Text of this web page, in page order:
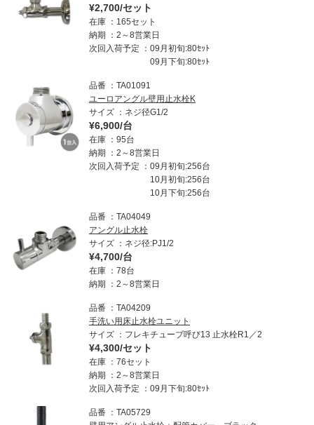
¥2,700/セット
在庫
165セット
納期
2～8営業日
次回入荷予定
09月初旬:80ｾｯﾄ
09月下旬:80ｾｯﾄ
品番
TA01091
ユーロアングル壁用止水栓K
サイズ
ネジ径G1/2
¥6,900/台
在庫
95台
納期
2～8営業日
次回入荷予定
09月初旬:256台
10月初旬:256台
10月下旬:256台
品番
TA04049
アングル止水栓
サイズ
ネジ径:PJ1/2
¥4,700/台
在庫
78台
納期
2～8営業日
品番
TA04209
手洗い用床止水栓ユニット
サイズ
フレキチューブ呼び13 止水栓R1／2
¥4,300/セット
在庫
76セット
納期
2～8営業日
次回入荷予定
09月下旬:80ｾｯﾄ
品番
TA05729